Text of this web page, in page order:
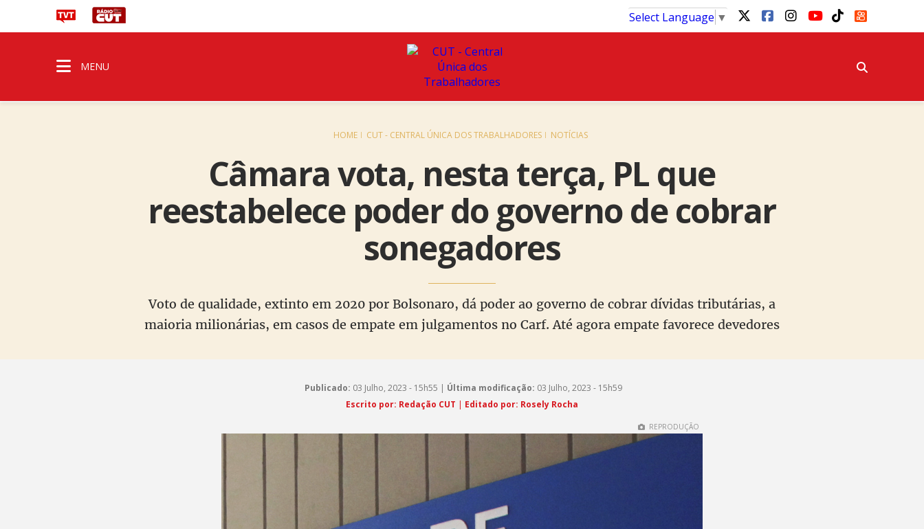
Select Language ▼
MENU
HOME CUT - CENTRAL ÚNICA DOS TRABALHADORES NOTÍCIAS
Câmara vota, nesta terça, PL que
reestabelece poder do governo de cobrar
sonegadores
Voto de qualidade, extinto em 2020 por Bolsonaro, dá poder ao governo de cobrar dívidas tributárias, a
maioria milionárias, em casos de empate em julgamentos no Carf. Até agora empate favorece devedores
Publicado: 03 Julho, 2023 - 15h55 | Última modificação: 03 Julho, 2023 - 15h59
Escrito por: Redação CUT | Editado por: Rosely Rocha
REPRODUÇÃO